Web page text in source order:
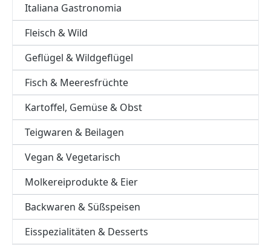
Italiana Gastronomia
Fleisch & Wild
Geflügel & Wildgeflügel
Fisch & Meeresfrüchte
Kartoffel, Gemüse & Obst
Teigwaren & Beilagen
Vegan & Vegetarisch
Molkereiprodukte & Eier
Backwaren & Süßspeisen
Eisspezialitäten & Desserts